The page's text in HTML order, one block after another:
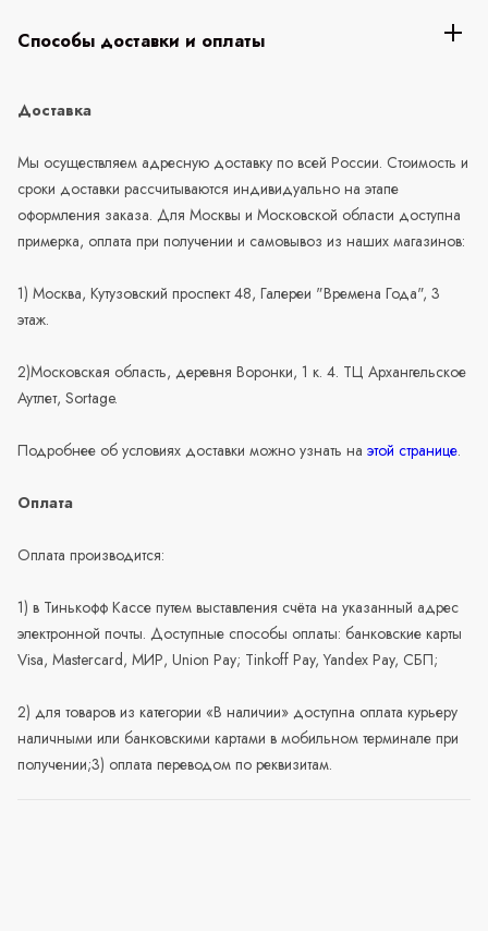
Способы доставки и оплаты
Доставка
Мы осуществляем адресную доставку по всей России. Стоимость и
сроки доставки рассчитываются индивидуально на этапе
оформления заказа. Для Москвы и Московской области доступна
примерка, оплата при получении и самовывоз из наших магазинов:
1) Москва, Кутузовский проспект 48, Галереи "Времена Года", 3
этаж.
2)Московская область, деревня Воронки, 1 к. 4. ТЦ Архангельское
Аутлет, Sortage.
Подробнее об условиях доставки можно узнать на этой странице.
Оплата
Оплата производится:
1) в Тинькофф Кассе путем выставления счёта на указанный адрес
электронной почты. Доступные способы оплаты: банковские карты
Visa, Mastercard, МИР, Union Pay; Tinkoff Pay, Yandex Pay, СБП;
2) для товаров из категории «В наличии» доступна оплата курьеру
наличными или банковскими картами в мобильном терминале при
получении;3) оплата переводом по реквизитам.